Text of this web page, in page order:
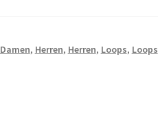
Damen, Herren, Herren, Loops, Loops